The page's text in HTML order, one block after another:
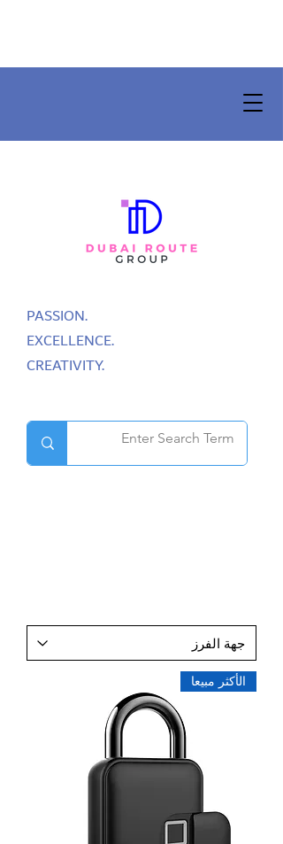
PASSION.
EXCELLENCE.
CREATIVITY.
الأكثر مبيعا